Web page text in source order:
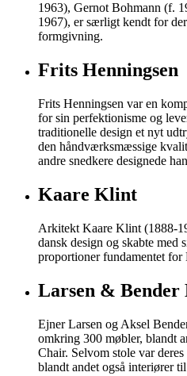
1963), Gernot Bohmann (f.
1967), er særligt kendt for
formgivning.
Frits Henningsen
Frits Henningsen var en
for sin perfektionisme og
traditionelle design et nyt
den håndværksmæssige
andre snedkere designede
Kaare Klint
Arkitekt Kaare Klint (1888-
dansk design og skabte med
proportioner fundamentet for
Larsen & Bender
Ejner Larsen og Aksel
omkring 300 møbler, blandt
Chair. Selvom stole var
blandt andet også interiører